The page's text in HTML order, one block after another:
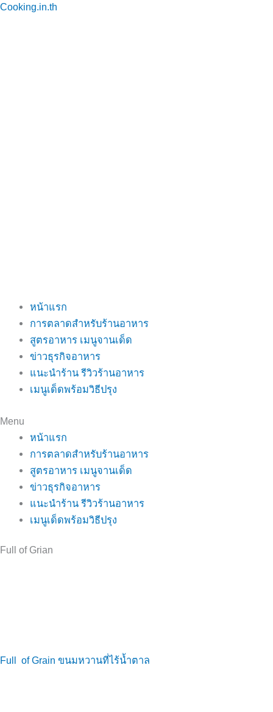
Skip
Cooking.in.th
หน้าแรก
การตลาดสำหรับร้านอาหาร
สูตรอาหาร เมนูจานเด็ด
ข่าวธุรกิจอาหาร
แนะนำร้าน รีวิวร้านอาหาร
เมนูเด็ดพร้อมวิธีปรุง
Menu
หน้าแรก
การตลาดสำหรับร้านอาหาร
สูตรอาหาร เมนูจานเด็ด
ข่าวธุรกิจอาหาร
แนะนำร้าน รีวิวร้านอาหาร
เมนูเด็ดพร้อมวิธีปรุง
Full of Grian
Full of Grain ขนมหวานที่ไร้น้ำตาล